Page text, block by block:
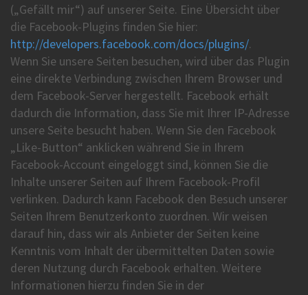
(„Gefällt mir“) auf unserer Seite. Eine Übersicht über
die Facebook-Plugins finden Sie hier:
http://developers.facebook.com/docs/plugins/.
Wenn Sie unsere Seiten besuchen, wird über das Plugin
eine direkte Verbindung zwischen Ihrem Browser und
dem Facebook-Server hergestellt. Facebook erhält
dadurch die Information, dass Sie mit Ihrer IP-Adresse
unsere Seite besucht haben. Wenn Sie den Facebook
„Like-Button“ anklicken während Sie in Ihrem
Facebook-Account eingeloggt sind, können Sie die
Inhalte unserer Seiten auf Ihrem Facebook-Profil
verlinken. Dadurch kann Facebook den Besuch unserer
Seiten Ihrem Benutzerkonto zuordnen. Wir weisen
darauf hin, dass wir als Anbieter der Seiten keine
Kenntnis vom Inhalt der übermittelten Daten sowie
deren Nutzung durch Facebook erhalten. Weitere
Informationen hierzu finden Sie in der